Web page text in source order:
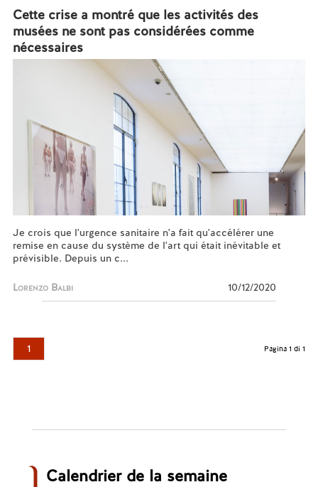
Cette crise a montré que les activités des
musées ne sont pas considérées comme
nécessaires
Je crois que l'urgence sanitaire n'a fait qu'accélérer une
remise en cause du système de l'art qui était inévitable et
prévisible. Depuis un c...
Lorenzo Balbi 10/12/2020
1 Pagina 1 di 1
Calendrier de la semaine